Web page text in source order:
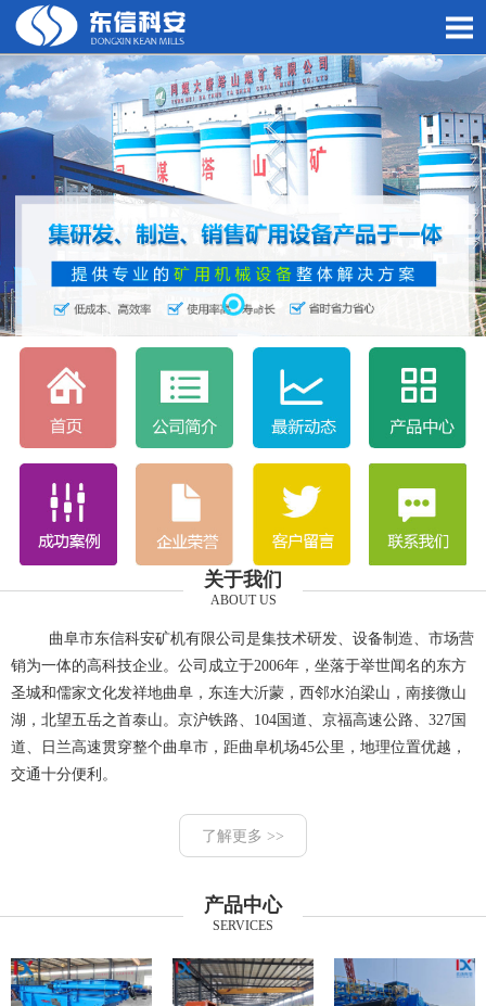
关于我们
ABOUT US
曲阜市东信科安矿机有限公司是集技术研发、设备制造、市场营
销为一体的高科技企业。公司成立于2006年，坐落于举世闻名的东方
圣城和儒家文化发祥地曲阜，东连大沂蒙，西邻水泊梁山，南接微山
湖，北望五岳之首泰山。京沪铁路、104国道、京福高速公路、327国
道、日兰高速贯穿整个曲阜市，距曲阜机场45公里，地理位置优越，
交通十分便利。
了解更多 >>
产品中心
SERVICES